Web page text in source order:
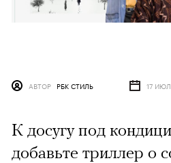
АВТОР РБК СТИЛЬ 17
К досугу под
добавьте триллер о